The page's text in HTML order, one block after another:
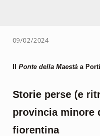
09/02/2024
Ponte della Maestàa
Storie perse (e
provincia minore
fiorentina